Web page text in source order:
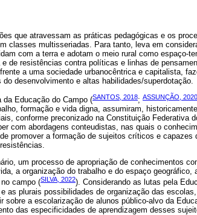
que atravessam as práticas pedagógicas e os
classes multisseriadas. Para tanto, leva em
com a terra e adotam o meio rural como espaço-
de resistências contra políticas e linhas de
a uma sociedade urbanocêntrica e capitalista,
desenvolvimento e altas habilidades/superdotação.
da Educação do Campo (SANTOS, 2018; ASSUNÇÃO, 2020
formação e vida digna, assumiram,
conforme preconizado na Constituição Federativa
com abordagens conteudistas, nas quais o
promover a formação de sujeitos críticos e capazes
um processo de apropriação de conhecimentos
a organização do trabalho e do espaço
campo (SILVA, 2022). Considerando as lutas pela
as plurais possibilidades de organização das
sobre a escolarização de alunos público-alvo da
das especificidades de aprendizagem desses